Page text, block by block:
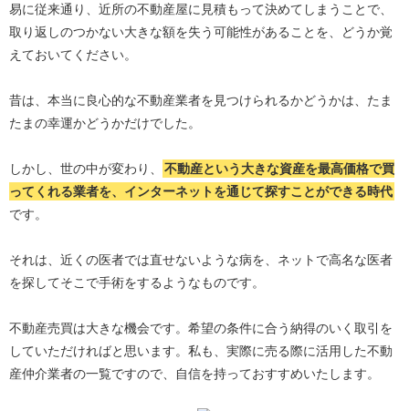
易に従来通り、近所の不動産屋に見積もって決めてしまうことで、
取り返しのつかない大きな額を失う可能性があることを、どうか覚
えておいてください。
昔は、本当に良心的な不動産業者を見つけられるかどうかは、たま
たまの幸運かどうかだけでした。
しかし、世の中が変わり、
不動産という大きな資産を最高価格で買
ってくれる業者を、インターネットを通じて探すことができる時代
です。
それは、近くの医者では直せないような病を、ネットで高名な医者
を探してそこで手術をするようなものです。
不動産売買は大きな機会です。希望の条件に合う納得のいく取引を
していただければと思います。私も、実際に売る際に活用した不動
産仲介業者の一覧ですので、自信を持っておすすめいたします。